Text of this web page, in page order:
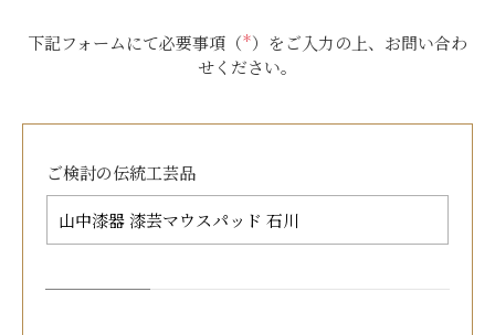
下記フォームにて必要事項（＊）をご入力の上、お問い合わ
せください。
ご検討の伝統工芸品